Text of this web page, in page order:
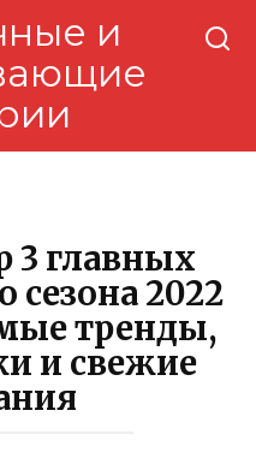
и
3 главных
сезона 2022
тренды,
и свежие